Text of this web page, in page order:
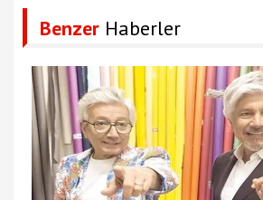
Benzer Haberler